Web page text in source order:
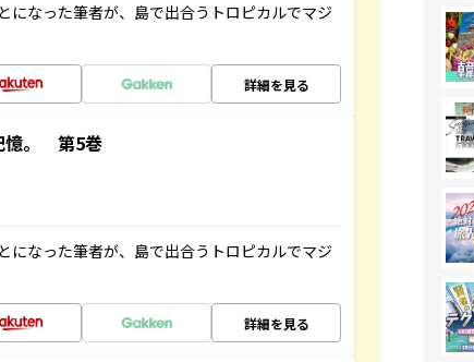
になった筆者が、島で出合うトロピカルでマジ
詳細を見る
憶。 第5巻
になった筆者が、島で出合うトロピカルでマジ
詳細を見る